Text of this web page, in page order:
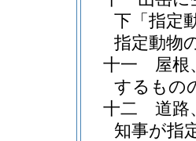
下「指定
指定動物
十一
屋根
するもの
十二
道路
知事が指